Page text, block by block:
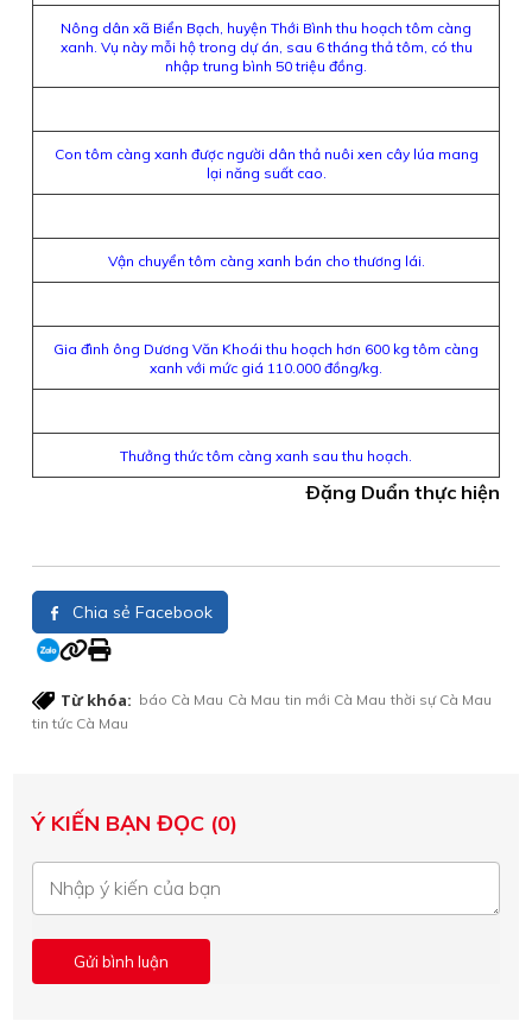
Nông dân xã Biển Bạch, huyện Thới Bình thu hoạch tôm càng
xanh. Vụ này mỗi hộ trong dự án, sau 6 tháng thả tôm, có thu
nhập trung bình 50 triệu đồng.
Con tôm càng xanh được người dân thả nuôi xen cây lúa mang
lại năng suất cao.
Vận chuyển tôm càng xanh bán cho thương lái.
Gia đình ông Dương Văn Khoái thu hoạch hơn 600 kg tôm càng
xanh với mức giá 110.000 đồng/kg.
Thưởng thức tôm càng xanh sau thu hoạch.
Ðặng Duẩn thực hiện
Chia sẻ Facebook
Từ khóa: báo Cà Mau Cà Mau tin mới Cà Mau thời sự Cà Mau
tin tức Cà Mau
Ý KIẾN BẠN ĐỌC (0)